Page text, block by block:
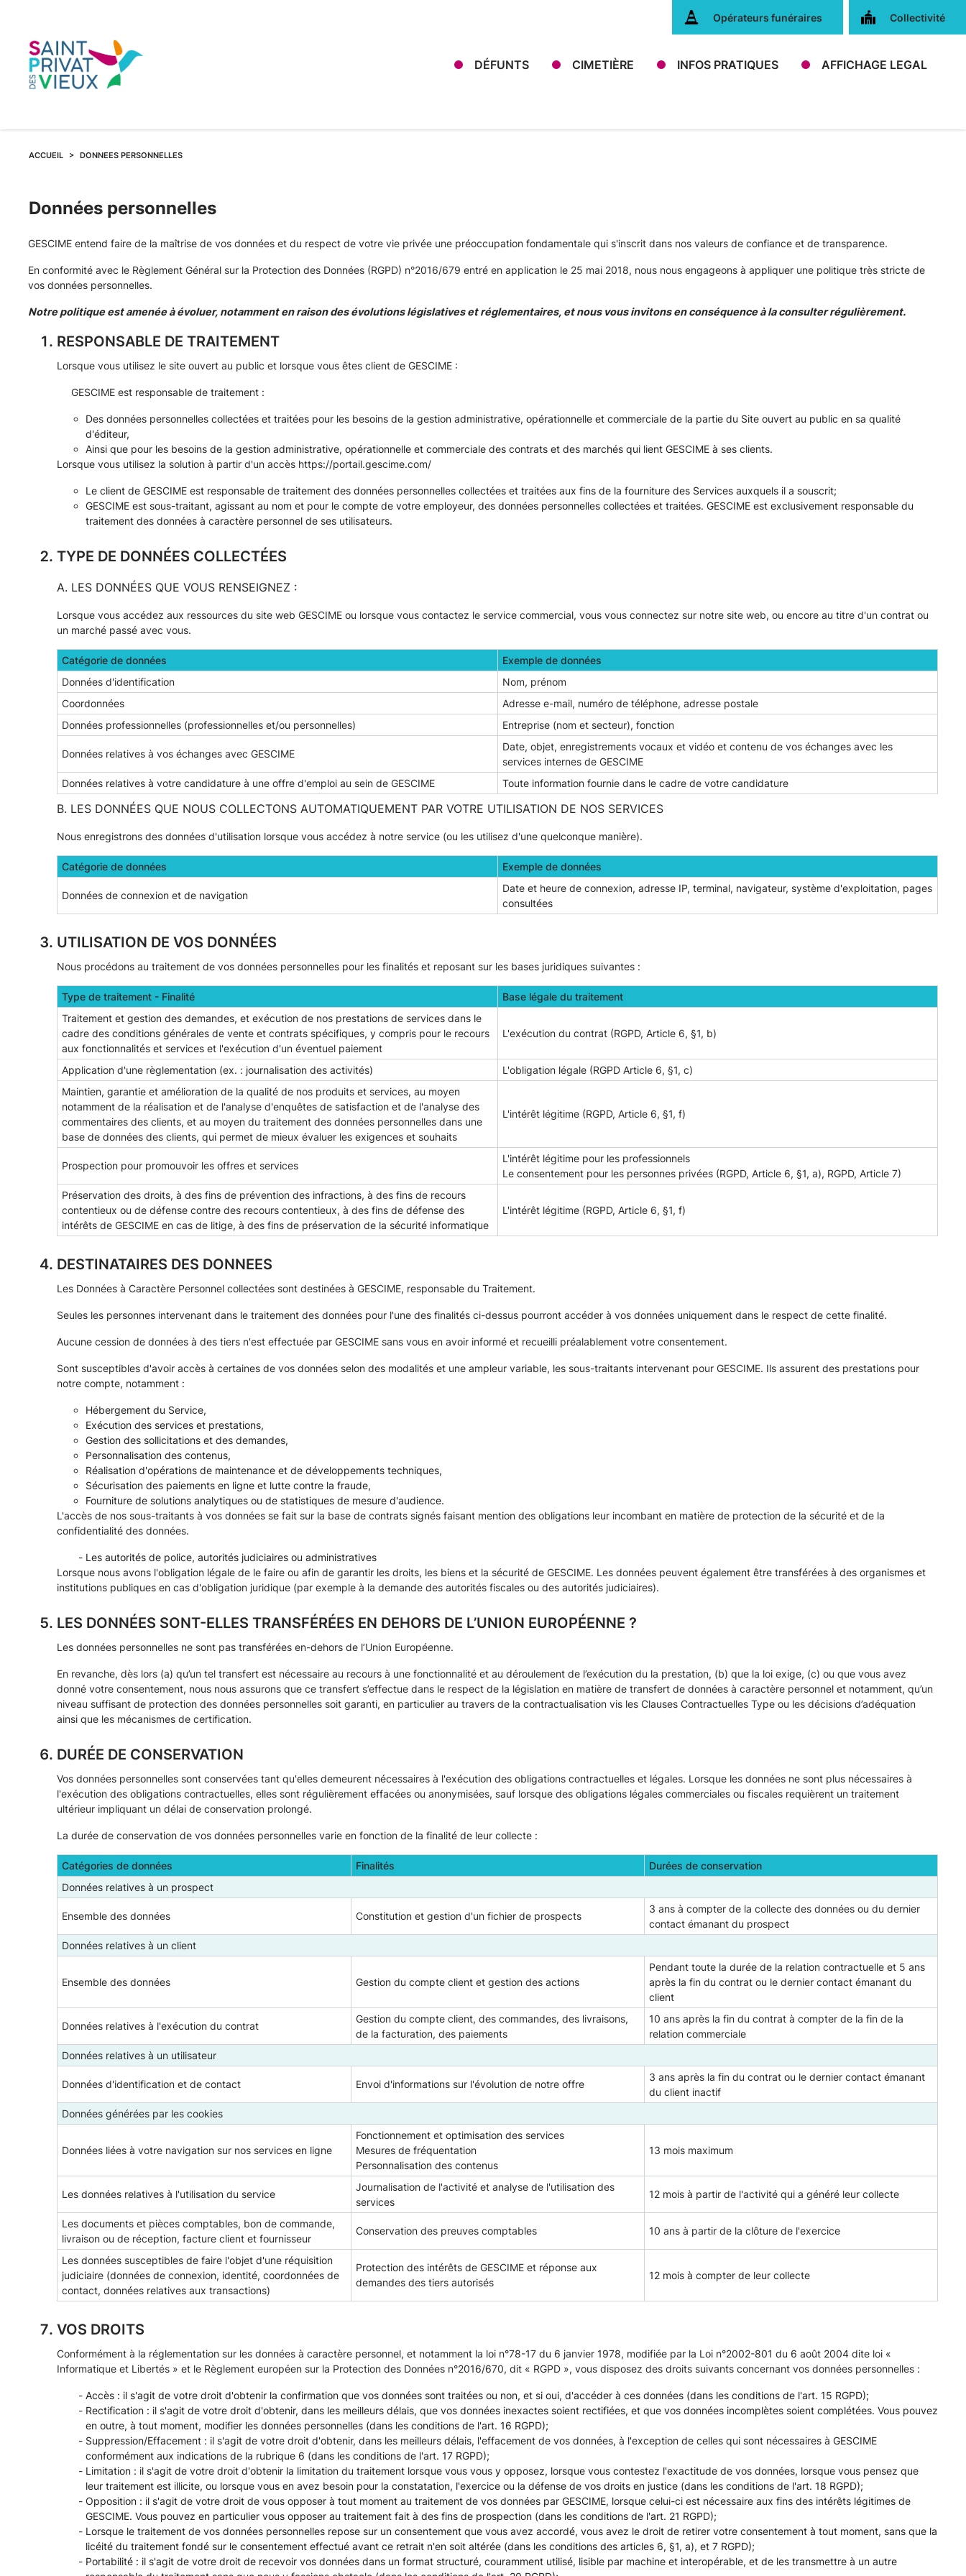
Opérateurs funéraires Collectivité
DÉFUNTS CIMETIÈRE INFOS PRATIQUES AFFICHAGE LEGAL
ACCUEIL DONNEES PERSONNELLES
Données personnelles
GESCIME entend faire de la maîtrise de vos données et du respect de votre vie privée une préoccupation fondamentale qui s'inscrit dans nos valeurs de confiance et de transparence.
En conformité avec le Règlement Général sur la Protection des Données (RGPD) n°2016/679 entré en application le 25 mai 2018, nous nous engageons à appliquer une politique très stricte de
vos données personnelles.
Notre politique est amenée à évoluer, notamment en raison des évolutions législatives et réglementaires, et nous vous invitons en conséquence à la consulter régulièrement.
RESPONSABLE DE TRAITEMENT
Lorsque vous utilisez le site ouvert au public et lorsque vous êtes client de GESCIME :
GESCIME est responsable de traitement :
Des données personnelles collectées et traitées pour les besoins de la gestion administrative, opérationnelle et commerciale de la partie du Site ouvert au public en sa qualité
d'éditeur,
Ainsi que pour les besoins de la gestion administrative, opérationnelle et commerciale des contrats et des marchés qui lient GESCIME à ses clients.
Lorsque vous utilisez la solution à partir d'un accès https://portail.gescime.com/
Le client de GESCIME est responsable de traitement des données personnelles collectées et traitées aux fins de la fourniture des Services auxquels il a souscrit;
GESCIME est sous-traitant, agissant au nom et pour le compte de votre employeur, des données personnelles collectées et traitées. GESCIME est exclusivement responsable du
traitement des données à caractère personnel de ses utilisateurs.
TYPE DE DONNÉES COLLECTÉES
A. LES DONNÉES QUE VOUS RENSEIGNEZ :
Lorsque vous accédez aux ressources du site web GESCIME ou lorsque vous contactez le service commercial, vous vous connectez sur notre site web, ou encore au titre d'un contrat ou
un marché passé avec vous.
Catégorie de données
Exemple de données
Données d'identification
Nom, prénom
Coordonnées
Adresse e-mail, numéro de téléphone, adresse postale
Données professionnelles (professionnelles et/ou personnelles)
Entreprise (nom et secteur), fonction
Données relatives à vos échanges avec GESCIME
Date, objet, enregistrements vocaux et vidéo et contenu de vos échanges avec les
services internes de GESCIME
Données relatives à votre candidature à une offre d'emploi au sein de GESCIME
Toute information fournie dans le cadre de votre candidature
B. LES DONNÉES QUE NOUS COLLECTONS AUTOMATIQUEMENT PAR VOTRE UTILISATION DE NOS SERVICES
Nous enregistrons des données d'utilisation lorsque vous accédez à notre service (ou les utilisez d'une quelconque manière).
Catégorie de données Exemple de données
Données de connexion et de navigation
Date et heure de connexion, adresse IP, terminal, navigateur, système d'exploitation, pages
consultées
UTILISATION DE VOS DONNÉES
Nous procédons au traitement de vos données personnelles pour les finalités et reposant sur les bases juridiques suivantes :
Type de traitement - Finalité
Base légale du traitement
Traitement et gestion des demandes, et exécution de nos prestations de services dans le
cadre des conditions générales de vente et contrats spécifiques, y compris pour le recours
aux fonctionnalités et services et l'exécution d'un éventuel paiement
L'exécution du contrat (RGPD, Article 6, §1, b)
Application d'une règlementation (ex. : journalisation des activités)
L'obligation légale (RGPD Article 6, §1, c)
Maintien, garantie et amélioration de la qualité de nos produits et services, au moyen
notamment de la réalisation et de l'analyse d'enquêtes de satisfaction et de l'analyse des
commentaires des clients, et au moyen du traitement des données personnelles dans une
base de données des clients, qui permet de mieux évaluer les exigences et souhaits
L'intérêt légitime (RGPD, Article 6, §1, f)
Prospection pour promouvoir les offres et services
L'intérêt légitime pour les professionnels
Le consentement pour les personnes privées (RGPD, Article 6, §1, a), RGPD, Article 7)
Préservation des droits, à des fins de prévention des infractions, à des fins de recours
contentieux ou de défense contre des recours contentieux, à des fins de défense des
intérêts de GESCIME en cas de litige, à des fins de préservation de la sécurité informatique
L'intérêt légitime (RGPD, Article 6, §1, f)
DESTINATAIRES DES DONNEES
Les Données à Caractère Personnel collectées sont destinées à GESCIME, responsable du Traitement.
Seules les personnes intervenant dans le traitement des données pour l'une des finalités ci-dessus pourront accéder à vos données uniquement dans le respect de cette finalité.
Aucune cession de données à des tiers n'est effectuée par GESCIME sans vous en avoir informé et recueilli préalablement votre consentement.
Sont susceptibles d'avoir accès à certaines de vos données selon des modalités et une ampleur variable, les sous-traitants intervenant pour GESCIME. Ils assurent des prestations pour
notre compte, notamment :
Hébergement du Service,
Exécution des services et prestations,
Gestion des sollicitations et des demandes,
Personnalisation des contenus,
Réalisation d'opérations de maintenance et de développements techniques,
Sécurisation des paiements en ligne et lutte contre la fraude,
Fourniture de solutions analytiques ou de statistiques de mesure d'audience.
L'accès de nos sous-traitants à vos données se fait sur la base de contrats signés faisant mention des obligations leur incombant en matière de protection de la sécurité et de la
confidentialité des données.
Les autorités de police, autorités judiciaires ou administratives
Lorsque nous avons l'obligation légale de le faire ou afin de garantir les droits, les biens et la sécurité de GESCIME. Les données peuvent également être transférées à des organismes et
institutions publiques en cas d'obligation juridique (par exemple à la demande des autorités fiscales ou des autorités judiciaires).
LES DONNÉES SONT-ELLES TRANSFÉRÉES EN DEHORS DE L’UNION EUROPÉENNE ?
Les données personnelles ne sont pas transférées en-dehors de l’Union Européenne.
En revanche, dès lors (a) qu’un tel transfert est nécessaire au recours à une fonctionnalité et au déroulement de l’exécution du la prestation, (b) que la loi exige, (c) ou que vous avez
donné votre consentement, nous nous assurons que ce transfert s’effectue dans le respect de la législation en matière de transfert de données à caractère personnel et notamment, qu’un
niveau suffisant de protection des données personnelles soit garanti, en particulier au travers de la contractualisation vis les Clauses Contractuelles Type ou les décisions d’adéquation
ainsi que les mécanismes de certification.
DURÉE DE CONSERVATION
Vos données personnelles sont conservées tant qu'elles demeurent nécessaires à l'exécution des obligations contractuelles et légales. Lorsque les données ne sont plus nécessaires à
l'exécution des obligations contractuelles, elles sont régulièrement effacées ou anonymisées, sauf lorsque des obligations légales commerciales ou fiscales requièrent un traitement
ultérieur impliquant un délai de conservation prolongé.
La durée de conservation de vos données personnelles varie en fonction de la finalité de leur collecte :
Catégories de données Finalités
Durées de conservation
Données relatives à un prospect
Ensemble des données Constitution et gestion d'un fichier de prospects
3 ans à compter de la collecte des données ou du dernier
contact émanant du prospect
Données relatives à un client
Ensemble des données Gestion du compte client et gestion des actions
Pendant toute la durée de la relation contractuelle et 5 ans
après la fin du contrat ou le dernier contact émanant du
client
Données relatives à l'exécution du contrat
Gestion du compte client, des commandes, des livraisons,
de la facturation, des paiements
10 ans après la fin du contrat à compter de la fin de la
relation commerciale
Données relatives à un utilisateur
Données d'identification et de contact Envoi d'informations sur l'évolution de notre offre
3 ans après la fin du contrat ou le dernier contact émanant
du client inactif
Données générées par les cookies
Données liées à votre navigation sur nos services en ligne
Fonctionnement et optimisation des services
Mesures de fréquentation
Personnalisation des contenus
13 mois maximum
Les données relatives à l'utilisation du service
Journalisation de l'activité et analyse de l'utilisation des
services
12 mois à partir de l'activité qui a généré leur collecte
Les documents et pièces comptables, bon de commande,
livraison ou de réception, facture client et fournisseur
Conservation des preuves comptables 10 ans à partir de la clôture de l'exercice
Les données susceptibles de faire l'objet d'une réquisition
judiciaire (données de connexion, identité, coordonnées de
contact, données relatives aux transactions)
Protection des intérêts de GESCIME et réponse aux
demandes des tiers autorisés
12 mois à compter de leur collecte
VOS DROITS
Conformément à la réglementation sur les données à caractère personnel, et notamment la loi n°78-17 du 6 janvier 1978, modifiée par la Loi n°2002-801 du 6 août 2004 dite loi «
Informatique et Libertés » et le Règlement européen sur la Protection des Données n°2016/670, dit « RGPD », vous disposez des droits suivants concernant vos données personnelles :
Accès : il s'agit de votre droit d'obtenir la confirmation que vos données sont traitées ou non, et si oui, d'accéder à ces données (dans les conditions de l'art. 15 RGPD);
Rectification : il s'agit de votre droit d'obtenir, dans les meilleurs délais, que vos données inexactes soient rectifiées, et que vos données incomplètes soient complétées. Vous pouvez
en outre, à tout moment, modifier les données personnelles (dans les conditions de l'art. 16 RGPD);
Suppression/Effacement : il s'agit de votre droit d'obtenir, dans les meilleurs délais, l'effacement de vos données, à l'exception de celles qui sont nécessaires à GESCIME
conformément aux indications de la rubrique 6 (dans les conditions de l'art. 17 RGPD);
Limitation : il s'agit de votre droit d'obtenir la limitation du traitement lorsque vous vous y opposez, lorsque vous contestez l'exactitude de vos données, lorsque vous pensez que
leur traitement est illicite, ou lorsque vous en avez besoin pour la constatation, l'exercice ou la défense de vos droits en justice (dans les conditions de l'art. 18 RGPD);
Opposition : il s'agit de votre droit de vous opposer à tout moment au traitement de vos données par GESCIME, lorsque celui-ci est nécessaire aux fins des intérêts légitimes de
GESCIME. Vous pouvez en particulier vous opposer au traitement fait à des fins de prospection (dans les conditions de l'art. 21 RGPD);
Lorsque le traitement de vos données personnelles repose sur un consentement que vous avez accordé, vous avez le droit de retirer votre consentement à tout moment, sans que la
licéité du traitement fondé sur le consentement effectué avant ce retrait n'en soit altérée (dans les conditions des articles 6, §1, a), et 7 RGPD);
Portabilité : il s'agit de votre droit de recevoir vos données dans un format structuré, couramment utilisé, lisible par machine et interopérable, et de les transmettre à un autre